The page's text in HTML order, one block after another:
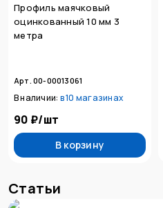
Профиль маячковый
оцинкованный 10 мм 3
метра
Арт. 00-00013061
В наличии: в10 магазинах
90 ₽/шт
В корзину
Статьи